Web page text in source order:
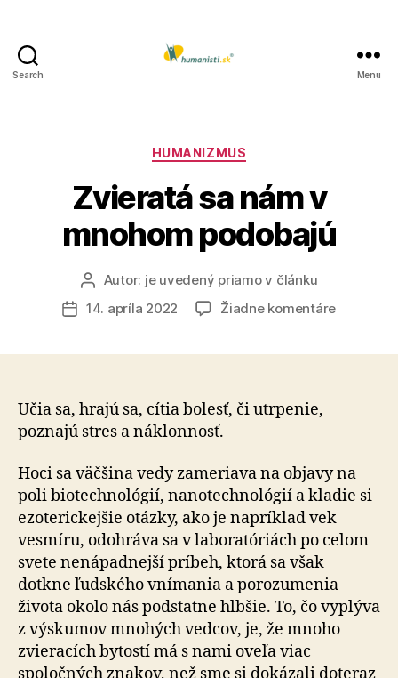
Search Menu
Kategórie
HUMANIZMUS
Zvieratá sa nám v
mnohom podobajú
Autor
článku
Autor: je uvedený priamo v článku
Dátum
14. apríla 2022 Žiadne komentárena
Učia sa, hrajú sa, cítia bolesť, či utrpenie,
poznajú stres a náklonnosť.
Hoci sa väčšina vedy zameriava na objavy na
poli biotechnológií, nanotechnológií a kladie si
ezoterickejšie otázky, ako je napríklad vek
vesmíru, odohráva sa v laboratóriách po celom
svete nenápadnejší príbeh, ktorá sa však
dotkne ľudského vnímania a porozumenia
života okolo nás podstatne hlbšie. To, čo vyplýva
z výskumov mnohých vedcov, je, že mnoho
zvieracích bytostí má s nami oveľa viac